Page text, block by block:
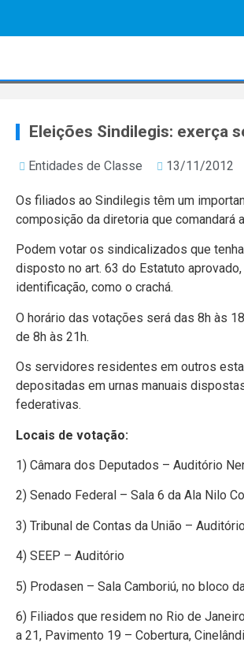
Eleições Sindilegis: exerça
Entidades de Classe 13/11/2012
Os filiados ao Sindilegis têm um
composição da diretoria que comandará
Podem votar os sindicalizados que
disposto no art. 63 do Estatuto
identificação, como o crachá.
O horário das votações será das 8h às
de 8h às 21h.
Os servidores residentes em outros
depositadas em urnas manuais
federativas.
Locais de votação:
1) Câmara dos Deputados – Auditório
2) Senado Federal – Sala 6 da Ala Nilo
3) Tribunal de Contas da União –
4) SEEP – Auditório
5) Prodasen – Sala Camboriú, no bloco
6) Filiados que residem no Rio de
a 21, Pavimento 19 – Cobertura,